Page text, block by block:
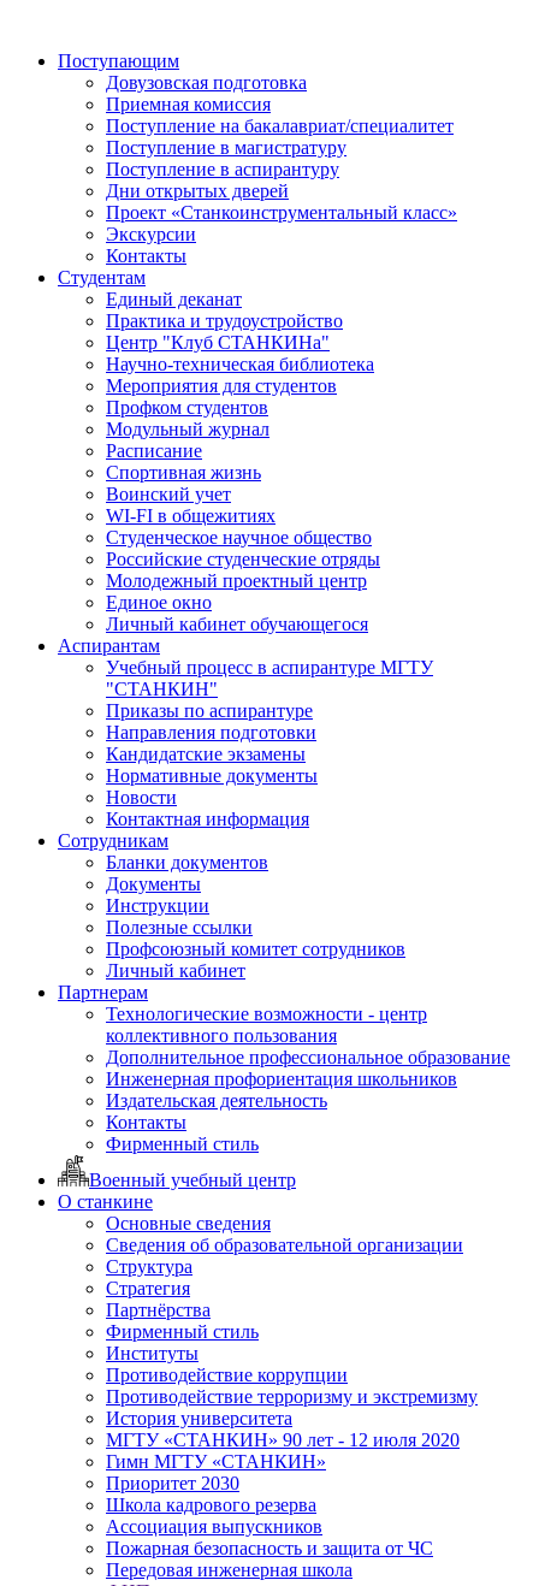
Поступающим
Довузовская подготовка
Приемная комиссия
Поступление на бакалавриат/специалитет
Поступление в магистратуру
Поступление в аспирантуру
Дни открытых дверей
Проект «Станкоинструментальный класс»
Экскурсии
Контакты
Студентам
Единый деканат
Практика и трудоустройство
Центр "Клуб СТАНКИНа"
Научно-техническая библиотека
Мероприятия для студентов
Профком студентов
Модульный журнал
Расписание
Спортивная жизнь
Воинский учет
WI-FI в общежитиях
Студенческое научное общество
Российские студенческие отряды
Молодежный проектный центр
Единое окно
Личный кабинет обучающегося
Аспирантам
Учебный процесс в аспирантуре МГТУ
"СТАНКИН"
Приказы по аспирантуре
Направления подготовки
Кандидатские экзамены
Нормативные документы
Новости
Контактная информация
Сотрудникам
Бланки документов
Документы
Инструкции
Полезные ссылки
Профсоюзный комитет сотрудников
Личный кабинет
Партнерам
Технологические возможности - центр
коллективного пользования
Дополнительное профессиональное образование
Инженерная профориентация школьников
Издательская деятельность
Контакты
Фирменный стиль
Военный учебный центр
О станкине
Основные сведения
Сведения об образовательной организации
Структура
Стратегия
Партнёрства
Фирменный стиль
Институты
Противодействие коррупции
Противодействие терроризму и экстремизму
История университета
МГТУ «СТАНКИН» 90 лет - 12 июля 2020
Гимн МГТУ «СТАНКИН»
Приоритет 2030
Школа кадрового резерва
Ассоциация выпускников
Пожарная безопасность и защита от ЧС
Передовая инженерная школа